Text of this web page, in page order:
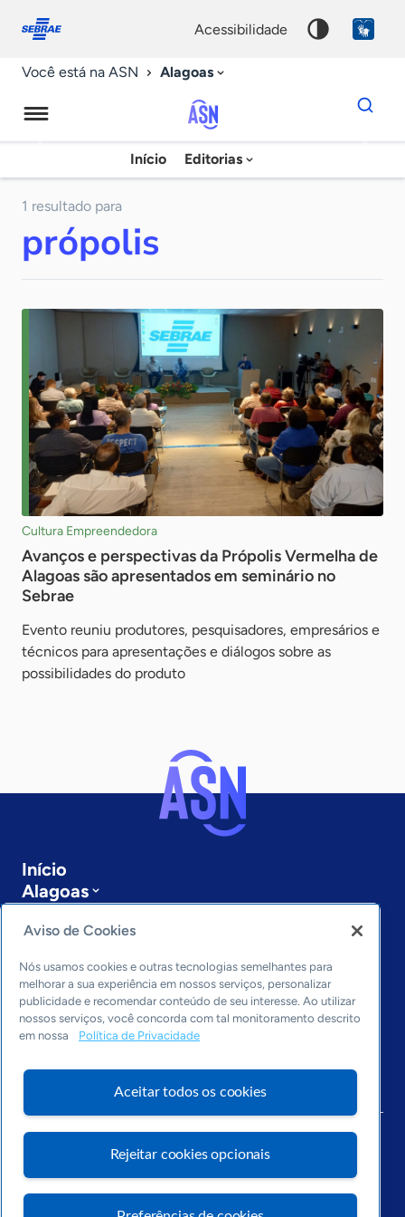
conosco
acessibilidade
Você está na ASN Alagoas
Agência
Sebrae
Início Editorias
Dados
para
chave
1 resultado para
própolis
Cultura Empreendedora
Avanços e perspectivas da Própolis Vermelha de
Alagoas são apresentados em seminário no
Sebrae
Evento reuniu produtores, pesquisadores, empresários e
técnicos para apresentações e diálogos sobre as
possibilidades do produto
Início
Alagoas
Últimas notícias
Entre em contato
Editorias
Economia & Política
Inovação & Tecnologia
Dados
Aviso de Cookies
Nós usamos cookies e outras tecnologias semelhantes para
melhorar a sua experiência em nossos serviços, personalizar
publicidade e recomendar conteúdo de seu interesse. Ao utilizar
nossos serviços, você concorda com tal monitoramento descrito
em nossa
Política de Privacidade
Aceitar todos os cookies
Rejeitar cookies opcionais